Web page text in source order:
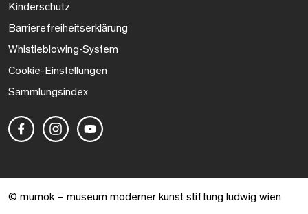
Kinderschutz
Barrierefreiheitserklärung
Whistleblowing-System
Cookie-Einstellungen
Sammlungsindex
© mumok – museum moderner kunst stiftung ludwig wien